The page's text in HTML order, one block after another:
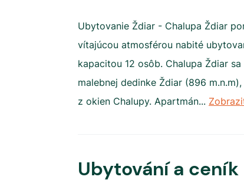
Ubytovanie Ždiar - Chalupa Ždiar
vítajúcou atmosférou nabité
kapacitou 12 osôb. Chalupa Ždiar
malebnej dedinke Ždiar (896
z okien Chalupy. Apartmán...
Ubytování a ceník